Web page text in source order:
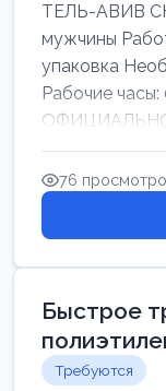
ТЕЛЬ-АВИВ
мужчины
упаковка
Рабочие часы:
76
Быстрое
Требуются